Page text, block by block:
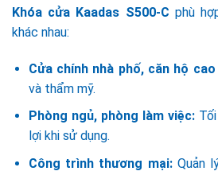
Khóa cửa Kaadas S500-C phù
khác nhau:
Cửa chính nhà phố, căn hộ
và thẩm mỹ.
Phòng ngủ, phòng làm việc:
lợi khi sử dụng.
Công trình thương mại:Quản